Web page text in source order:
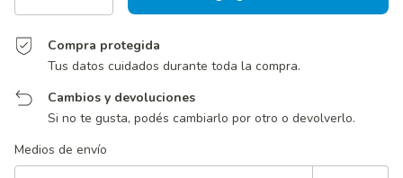
Compra protegida
Tus datos cuidados durante toda la compra.
Cambios y devoluciones
Si no te gusta, podés cambiarlo por otro o devolverlo.
Entregas para el CP:
Medios de envío